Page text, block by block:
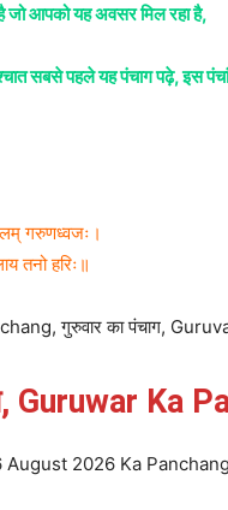
जो आपको यह अवसर मिल रहा है,
सबसे पहले यह पंचाग पढ़े, इस
गरुणध्वजः।
तनो हरिः॥
गुरुवार का पंचाग,
Guruwar Ka
August 2026 Ka